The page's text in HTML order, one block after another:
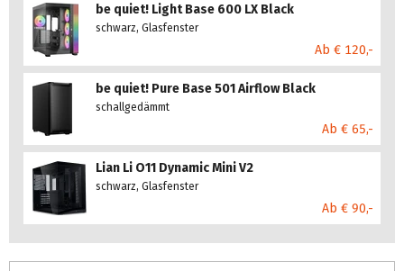
be quiet! Light Base 600 LX Black
schwarz, Glasfenster
Ab € 120,-
be quiet! Pure Base 501 Airflow Black
schallgedämmt
Ab € 65,-
Lian Li O11 Dynamic Mini V2
schwarz, Glasfenster
Ab € 90,-